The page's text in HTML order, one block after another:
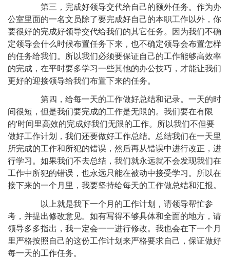
第三，完成好领导交代给自己的额外任务。作为办
公室里面的一名文员除了要完成好自己的本职工作以外，你
要很好的完成好领导交代给我们的其它任务。因为我们不确
定领导会什么时候布置任务下来，也不确定领导会布置怎样
的任务给我们。所以我们必须要保证自己的工作能够高效率
的完成，在平时要多学习一些其他的办公技巧，才能让我们
更好的迎接领导给我们布置下来的任务。
第四，给每一天的工作做好总结和记录。一天的时
间很短，但是我们要完成的工作是无限的。我们要在有限
的'时间里高效的完成好我们无限的工作。所以我们不但要
做好工作计划，我们还要做好工作总结。总结我们在一天里
所完成的工作和所犯的错误，然后再从错误中进行改正，进
行学习。如果我们不去总结，我们就永远就不会发现我们在
工作中所犯的错误，也永远只能在被动中接受学习。所以在
接下来的一个月里，我要坚持给每天的工作做总结和汇报。
以上就是我下一个月的工作计划，请领导帮忙参
考，并提出修改意见。如有写得不够具体和全面的地方，请
领导多多指出，我一定会一一进行修改。我也会在下一个月
里严格按照自己的这份工作计划来严格要求自己，保证做好
每一天的工作任务。